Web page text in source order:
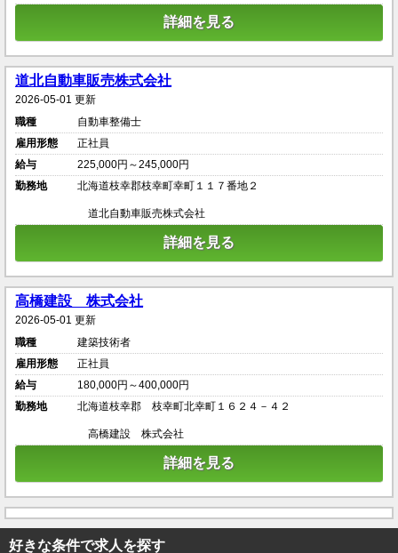
詳細を見る
道北自動車販売株式会社
2026-05-01 更新
職種
自動車整備士
雇用形態
正社員
給与
225,000円～245,000円
勤務地
北海道枝幸郡枝幸町幸町１１７番地２
道北自動車販売株式会社
詳細を見る
高橋建設 株式会社
2026-05-01 更新
職種
建築技術者
雇用形態
正社員
給与
180,000円～400,000円
勤務地
北海道枝幸郡 枝幸町北幸町１６２４－４２
高橋建設 株式会社
詳細を見る
好きな条件で求人を探す